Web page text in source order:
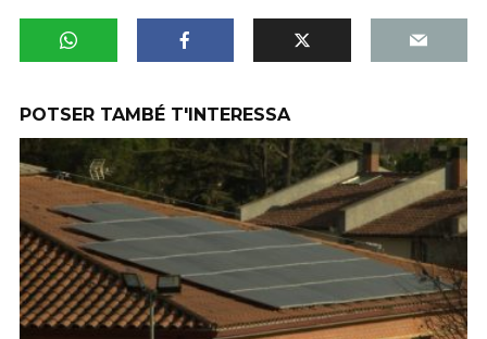
POTSER TAMBÉ T'INTERESSA